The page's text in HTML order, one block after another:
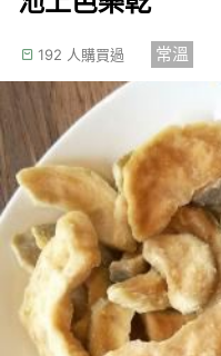
192 人購買過 常溫